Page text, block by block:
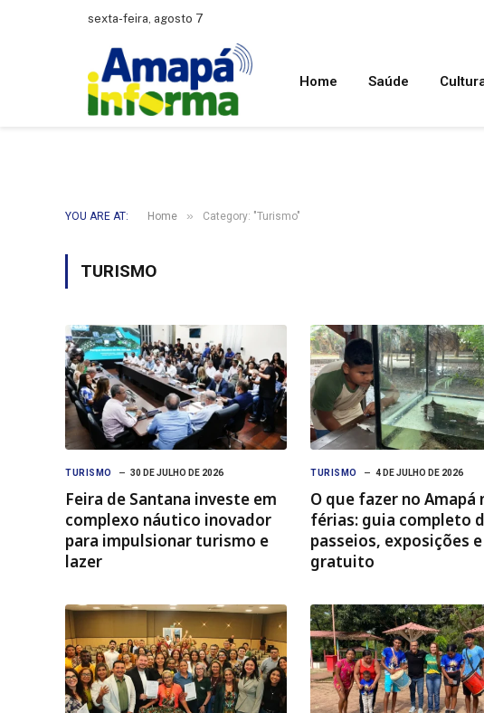
sexta-feira, agosto 7
Home Saúde
YOU ARE AT: Home » Category: "Turismo"
TURISMO
TURISMO 30 DE JULHO DE 2026
Feira de Santana investe em
complexo náutico inovador
para impulsionar turismo e
lazer
TURISMO 4 DE JULHO DE 2026
O que fazer no Amapá
férias: guia completo
passeios, exposições
gratuito